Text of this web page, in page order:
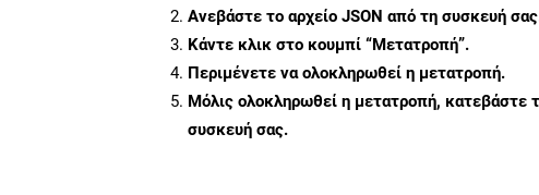
Ανεβάστε το αρχείο JSON από τη συσκευή
Κάντε κλικ στο κουμπί “Μετατροπή”.
Περιμένετε να ολοκληρωθεί η μετατροπή.
Μόλις ολοκληρωθεί η μετατροπή, κατεβάστε
συσκευή σας.